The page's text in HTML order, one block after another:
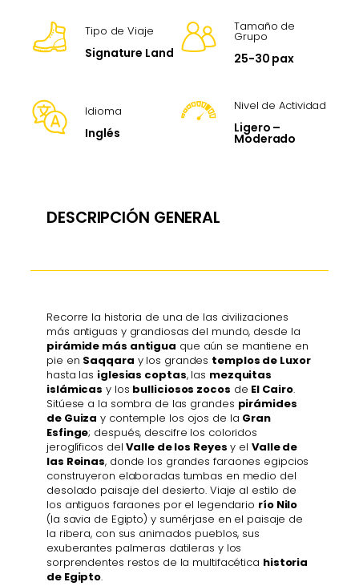
Tipo de Viaje
Signature Land
Tamaño de
Grupo
25-30 pax
Idioma
Inglés
Nivel de Actividad
Ligero –
Moderado
DESCRIPCIÓN GENERAL
Recorre la historia de una de las civilizaciones
más antiguas y grandiosas del mundo, desde la
pirámide más antigua que aún se mantiene en
pie en Saqqara y los grandes templos de Luxor
hasta las iglesias coptas, las mezquitas
islámicas y los bulliciosos zocos de El Cairo.
Sitúese a la sombra de las grandes pirámides
de Guiza y contemple los ojos de la Gran
Esfinge; después, descifre los coloridos
jeroglíficos delValle de los Reyes y el Valle de
las Reinas, donde los grandes faraones egipcios
construyeron elaboradas tumbas en medio del
desolado paisaje del desierto. Viaje al estilo de
los antiguos faraones por el legendario río Nilo
(la savia de Egipto) y sumérjase en el paisaje de
la ribera, con sus animados pueblos, sus
exuberantes palmeras datileras y los
sorprendentes restos de la multifacética historia
de Egipto.